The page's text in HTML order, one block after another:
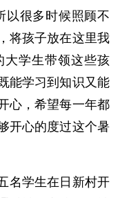
以很多时候照顾不
将孩子放在这里我
大学生带领这些孩
能学习到知识又能
心，希望每一年都
开心的度过这个暑
名学生在日新村开